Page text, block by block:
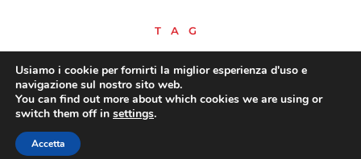
TAG
CONDIVIDI
Usiamo i cookie per fornirti la miglior esperienza d'uso e
navigazione sul nostro sito web.
You can find out more about which cookies we are using or
switch them off in settings.
Accetta